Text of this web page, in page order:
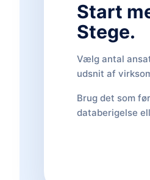
Start
Stege.
Vælg antal
udsnit af
Brug det som
databerigelse